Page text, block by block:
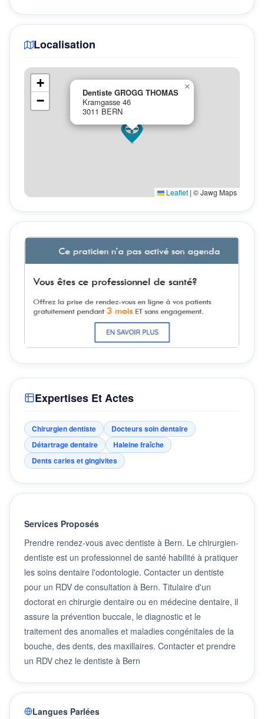
Expertises Et Actes
Chirurgien dentiste
Docteurs soin dentaire
Détartrage dentaire
Haleine fraîche
Dents caries et gingivites
Services Proposés
Prendre rendez-vous avec dentiste à Bern. Le chirurgien-
dentiste est un professionnel de santé habilité à pratiquer
les soins dentaire l'odontologie. Contacter un dentiste
pour un RDV de consultation à Bern. Titulaire d'un
doctorat en chirurgie dentaire ou en médecine dentaire, il
assure la prévention buccale, le diagnostic et le
traitement des anomalies et maladies congénitales de la
bouche, des dents, des maxillaires. Contacter et prendre
un RDV chez le dentiste à Bern
Langues Parlées
Localisation
Dentiste GROGG THOMAS
Kramgasse 46
3011 BERN
×
+
−
Leaflet | © Jawg Maps